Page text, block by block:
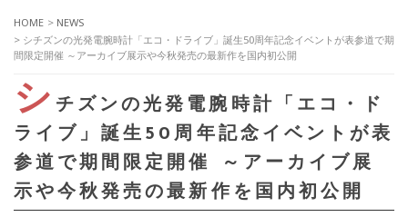
HOME > NEWS
> シチズンの光発電腕時計「エコ・ドライブ」誕生50周年記念イベントが表参道で期
間限定開催 ～アーカイブ展示や今秋発売の最新作を国内初公開
シ チズンの光発電腕時計「エコ・ド
ライブ」誕生50周年記念イベントが表
参道で期間限定開催 ～アーカイブ展
示や今秋発売の最新作を国内初公開